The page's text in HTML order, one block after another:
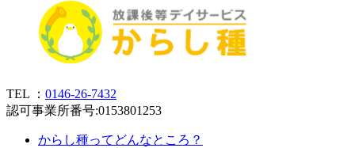
TEL ： 0146-26-7432
認可事業所番号:0153801253
からし種ってどんなところ？